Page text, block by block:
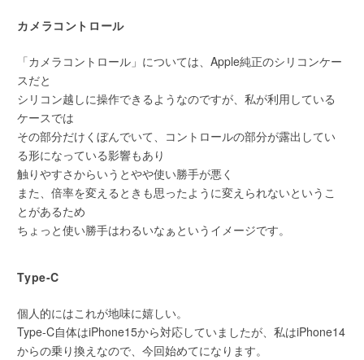
カメラコントロール
「カメラコントロール」については、Apple純正のシリコンケー
スだと
シリコン越しに操作できるようなのですが、私が利用している
ケースでは
その部分だけくぼんでいて、コントロールの部分が露出してい
る形になっている影響もあり
触りやすさからいうとやや使い勝手が悪く
また、倍率を変えるときも思ったように変えられないというこ
とがあるため
ちょっと使い勝手はわるいなぁというイメージです。
Type-C
個人的にはこれが地味に嬉しい。
Type-C自体はiPhone15から対応していましたが、私はiPhone14
からの乗り換えなので、今回始めてになります。